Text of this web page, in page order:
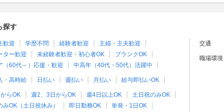
探す
歓迎 学歴不問 経験者歓迎
主婦・主夫歓迎
ター歓迎
未経験者歓迎・初心者OK
ブランクOK
（60代～）応援・歓迎
中高年（40代・50代）活躍中
・高時給 日払い 週払い 月払い 給与即払いOK
らOK 週2、3日からOK 週4日以上OK
土日祝のみOK
みOK（土日祝休み）
即日勤務OK
単発・1日OK
交通
職場環境